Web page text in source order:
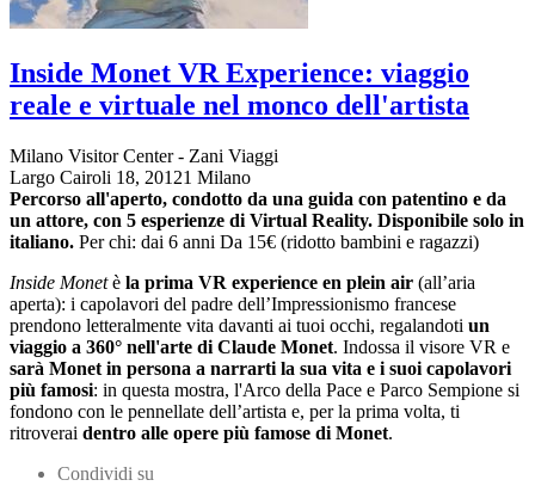
Inside Monet VR Experience: viaggio
reale e virtuale nel monco dell'artista
Milano Visitor Center - Zani Viaggi
Largo Cairoli 18, 20121 Milano
Percorso all'aperto, condotto da una guida con patentino e da
un attore, con 5 esperienze di Virtual Reality. Disponibile solo in
italiano. Per chi: dai 6 anni Da 15€ (ridotto bambini e ragazzi)
Inside Monetè la prima VR experience en plein air (all’aria
aperta): i capolavori del padre dell’Impressionismo francese
prendono letteralmente vita davanti ai tuoi occhi, regalandoti un
viaggio a 360° nell'arte di Claude Monet. Indossa il visore VR e
sarà Monet in persona a narrarti la sua vita e i suoi capolavori
più famosi: in questa mostra, l'Arco della Pace e Parco Sempione si
fondono con le pennellate dell’artista e, per la prima volta, ti
ritroverai dentro alle opere più famose di Monet.
Condividi su